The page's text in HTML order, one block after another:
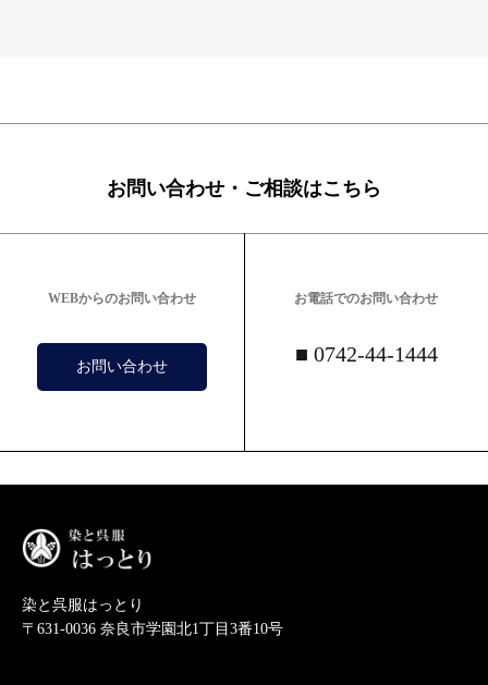
お問い合わせ・ご相談はこちら
WEBからのお問い合わせ
お問い合わせ
お電話でのお問い合わせ
■ 0742-44-1444
染と呉服はっとり
〒631-0036 奈良市学園北1丁目3番10号